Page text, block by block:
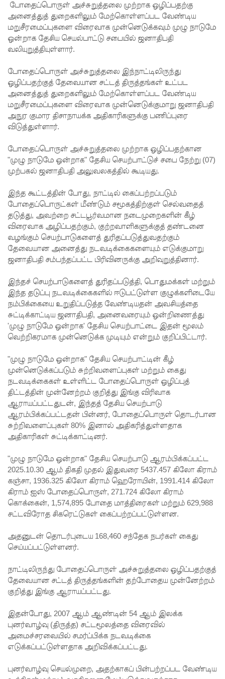
றியல்!
நீதிபதிகளி
ன் ஓய்வு
வயது
விவகாரம்
- பிரதி
சபாநாயகர்
தகவல்!
மீதான
விசார
ணை
ஆகஸ்ட்
25 க்கு
ஒத்திவைப்
பு!
நாட்டில்
டெங்கு
காய்ச்சல்
தீவிர
89,639
பேர்
பாதிப்பு,
உயிரிழப்பு
கள் 65
அதிகரிப்பு!
கேகாலை
யில்
தாமதமா
ன தரம் 5
புலமைப்ப
ரிசில்
வினாத்தா
கோருகிற
து
ஆசிரியர்
போதைப்பொருள் அச்சுறுத்தலை முற்றாக ஒழிப்பதற்கு
அனைத்துத் துறைகளிலும் மேற்கொள்ளப்பட வேண்டிய
மறுசீரமைப்புகளை விரைவாக முன்னெடுக்கவும் முழு நாடுமே
ஒன்றாக தேசிய செயல்பாட்டு சபையில் ஜனாதிபதி
வலியுறுத்தியுள்ளார்.
போதைப்பொருள் அச்சுறுத்தலை இந்நாட்டிலிருந்து
ஒழிப்பதற்குத் தேவையான சட்டத் திருத்தங்கள் உட்பட
அனைத்துத் துறைகளிலும் மேற்கொள்ளப்பட வேண்டிய
மறுசீரமைப்புகளை விரைவாக முன்னெடுக்குமாறு ஜனாதிபதி
அநுர குமார திசாநாயக்க அதிகாரிகளுக்கு பணிப்புரை
விடுத்துள்ளார்.
போதைப்பொருள் அச்சுறுத்தலை முற்றாக ஒழிப்பதற்கான
"முழு நாடுமே ஒன்றாக" தேசிய செயற்பாட்டுச் சபை நேற்று (07)
முற்பகல் ஜனாதிபதி அலுவலகத்தில் கூடியது.
இந்த கூட்டத்தின் போது, நாட்டில் கைப்பற்றப்படும்
போதைப்பொருட்கள் மீண்டும் சமூகத்திற்குள் செல்வதைத்
தடுத்து, அவற்றை சட்டபூர்வமான நடைமுறைகளின் கீழ்
விரைவாக அழிப்பதற்கும், குற்றவாளிகளுக்குத் தண்டனை
வழங்கும் செயற்பாடுகளைத் துரிதப்படுத்துவதற்கும்
தேவையான அனைத்து நடவடிக்கைகளையும் எடுக்குமாறு
ஜனாதிபதி சம்பந்தப்பட்ட பிரிவினருக்கு அறிவுறுத்தினார்.
இந்தச் செயற்பாடுகளைத் துரிதப்படுத்தி, பொதுமக்கள் மற்றும்
இந்த தடுப்பு நடவடிக்கைகளில் ஈடுபட்டுள்ள குழுக்களிடையே
நம்பிக்கையை உறுதிப்படுத்த வேண்டியதன் அவசியத்தை
சுட்டிக்காட்டிய ஜனாதிபதி, அனைவரையும் ஒன்றிணைத்து
'முழு நாடுமே ஒன்றாக' தேசிய செயற்பாட்டை இதன் மூலம்
வெற்றிகரமாக முன்னெடுக்க முடியும் என்றும் குறிப்பிட்டார்.
"முழு நாடுமே ஒன்றாக" தேசிய செயற்பாட்டின் கீழ்
முன்னெடுக்கப்படும் சுற்றிவளைப்புகள் மற்றும் கைது
நடவடிக்கைகள் உள்ளிட்ட போதைப்பொருள் ஒழிப்புத்
திட்டத்தின் முன்னேற்றம் குறித்து இங்கு விரிவாக
ஆராயப்பட்டதுடன், இந்தத் தேசிய செயற்பாடு
ஆரம்பிக்கப்பட்டதன் பின்னர், போதைப்பொருள் தொடர்பான
சுற்றிவளைப்புகள் 80% இனால் அதிகரித்துள்ளதாக
அதிகாரிகள் சுட்டிக்காட்டினர்.
"முழு நாடுமே ஒன்றாக" தேசிய செயற்பாடு ஆரம்பிக்கப்பட்ட
2025.10.30 ஆம் திகதி முதல் இதுவரை 5437.457 கிலோ கிராம்
கஞ்சா, 1936.325 கிலோ கிராம் ஹெரோயின், 1991.414 கிலோ
கிராம் ஐஸ் போதைப்பொருள், 271.724 கிலோ கிராம்
கொக்கைன், 1,574,895 போதை மாத்திரைகள் மற்றும் 629,988
சட்டவிரோத சிகரெட்டுகள் கைப்பற்றப்பட்டுள்ளன.
அதனுடன் தொடர்புடைய 168,460 சந்தேக நபர்கள் கைது
செய்யப்பட்டுள்ளனர்.
நாட்டிலிருந்து போதைப்பொருள் அச்சுறுத்தலை ஒழிப்பதற்குத்
தேவையான சட்டத் திருத்தங்களின் தற்போதைய முன்னேற்றம்
குறித்து இங்கு ஆராயப்பட்டது.
இதன்போது, 2007 ஆம் ஆண்டின் 54 ஆம் இலக்க
புனர்வாழ்வு (திருத்த) சட்டமூலத்தை விரைவில்
அமைச்சரவையில் சமர்ப்பிக்க நடவடிக்கை
எடுக்கப்பட்டுள்ளதாக அறிவிக்கப்பட்டது.
புனர்வாழ்வு செயல்முறை, அதற்காகப் பின்பற்றப்பட வேண்டிய